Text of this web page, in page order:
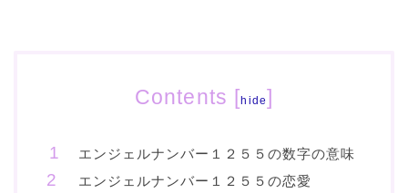
Contents [hide]
エンジェルナンバー１２５５の数字の意味
エンジェルナンバー１２５５の恋愛